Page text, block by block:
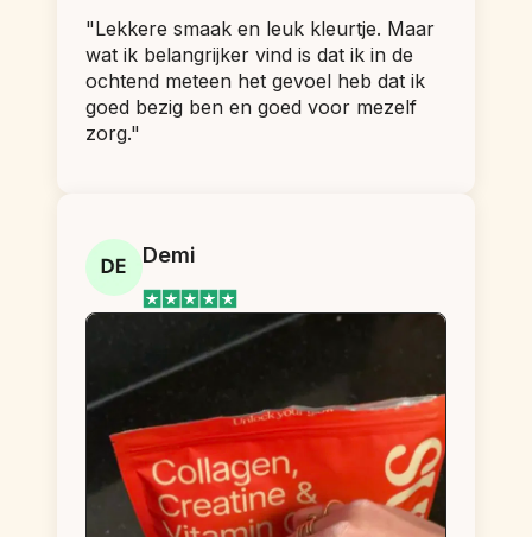
"Lekkere smaak en leuk kleurtje. Maar
wat ik belangrijker vind is dat ik in de
ochtend meteen het gevoel heb dat ik
goed bezig ben en goed voor mezelf
zorg."
Demi